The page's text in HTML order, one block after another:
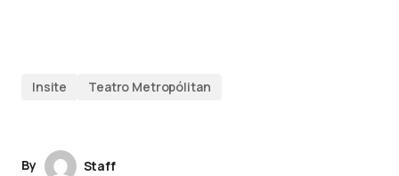
Insite Teatro Metropólitan
By
Staff